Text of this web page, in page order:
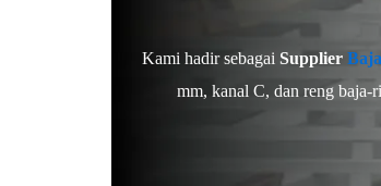
Kami hadir sebagai Supplier
mm, kanal C, dan reng baja-